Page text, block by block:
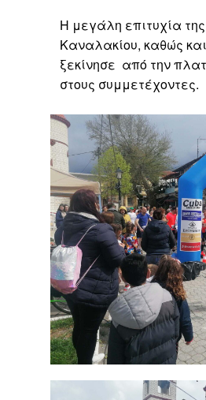
Η μεγάλη επιτυχία
Καναλακίου, καθώς
ξεκίνησε από την
στους συμμετέχοντες.